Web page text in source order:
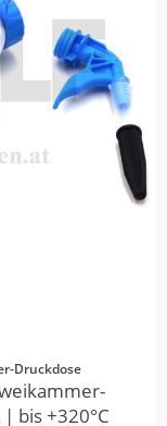
Druckdose
bis +320°C